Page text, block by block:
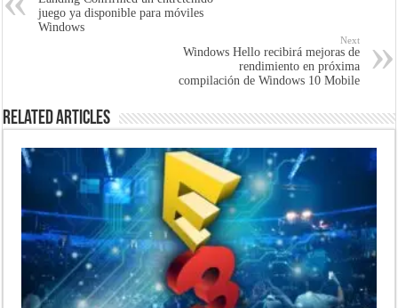
juego ya disponible para móviles
Windows
Next
Windows Hello recibirá mejoras de
rendimiento en próxima
compilación de Windows 10 Mobile
Related Articles